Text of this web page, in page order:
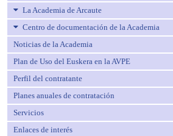
La Academia de Arcaute
Centro de documentación de la Academia
Noticias de la Academia
Plan de Uso del Euskera en la AVPE
Perfil del contratante
Planes anuales de contratación
Servicios
Enlaces de interés